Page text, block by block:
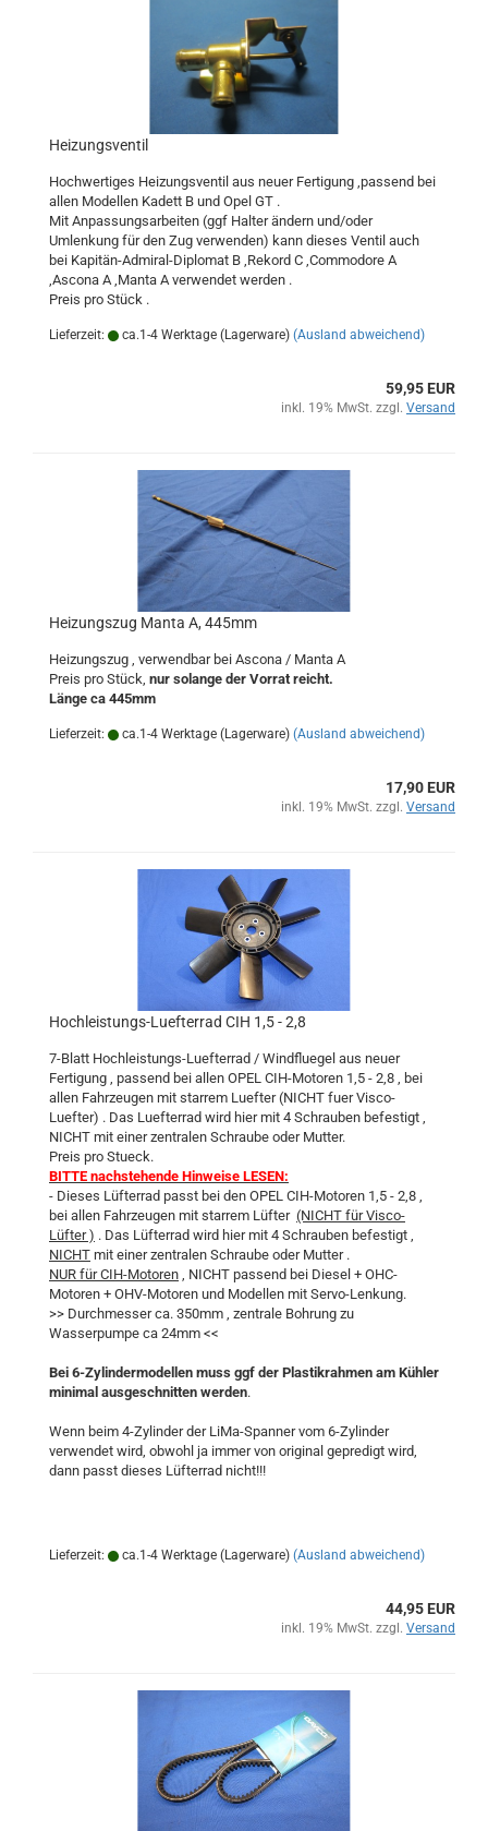
Heizungsventil
Hochwertiges Heizungsventil aus neuer Fertigung ,passend bei
allen Modellen Kadett B und Opel GT .
Mit Anpassungsarbeiten (ggf Halter ändern und/oder
Umlenkung für den Zug verwenden) kann dieses Ventil auch
bei Kapitän-Admiral-Diplomat B ,Rekord C ,Commodore A
,Ascona A ,Manta A verwendet werden .
Preis pro Stück .
Lieferzeit: ca.1-4 Werktage (Lagerware) (Ausland abweichend)
59,95 EUR
inkl. 19% MwSt. zzgl. Versand
Heizungszug Manta A, 445mm
Heizungszug , verwendbar bei Ascona / Manta A
Preis pro Stück, nur solange der Vorrat reicht.
Länge ca 445mm
Lieferzeit: ca.1-4 Werktage (Lagerware) (Ausland abweichend)
17,90 EUR
inkl. 19% MwSt. zzgl. Versand
Hochleistungs-Luefterrad CIH 1,5 - 2,8
7-Blatt Hochleistungs-Luefterrad / Windfluegel aus neuer
Fertigung , passend bei allen OPEL CIH-Motoren 1,5 - 2,8 , bei
allen Fahrzeugen mit starrem Luefter (NICHT fuer Visco-
Luefter) . Das Luefterrad wird hier mit 4 Schrauben befestigt ,
NICHT mit einer zentralen Schraube oder Mutter.
Preis pro Stueck.
BITTE nachstehende Hinweise LESEN:
- Dieses Lüfterrad passt bei den OPEL CIH-Motoren 1,5 - 2,8 ,
bei allen Fahrzeugen mit starrem Lüfter (NICHT für Visco-
Lüfter ) . Das Lüfterrad wird hier mit 4 Schrauben befestigt ,
NICHT mit einer zentralen Schraube oder Mutter .
NUR für CIH-Motoren , NICHT passend bei Diesel + OHC-
Motoren + OHV-Motoren und Modellen mit Servo-Lenkung.
>> Durchmesser ca. 350mm , zentrale Bohrung zu
Wasserpumpe ca 24mm <<
Bei 6-Zylindermodellen muss ggf der Plastikrahmen am Kühler
minimal ausgeschnitten werden.
Wenn beim 4-Zylinder der LiMa-Spanner vom 6-Zylinder
verwendet wird, obwohl ja immer von original gepredigt wird,
dann passt dieses Lüfterrad nicht!!!
Lieferzeit: ca.1-4 Werktage (Lagerware) (Ausland abweichend)
44,95 EUR
inkl. 19% MwSt. zzgl. Versand